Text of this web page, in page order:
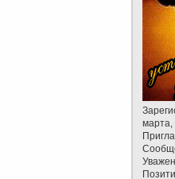
марта,